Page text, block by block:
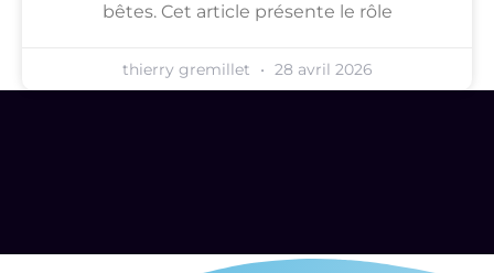
bêtes. Cet article présente le rôle
thierry gremillet 28 avril 2026